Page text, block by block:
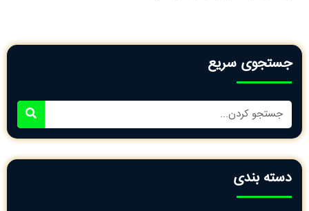
جستجوی سریع
جستجو
کردن
دسته بندی